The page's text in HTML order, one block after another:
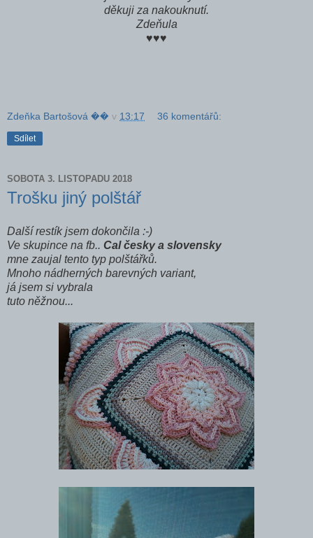
děkuji za nakouknutí.
Zdeňula
♥♥♥
Zdeňka Bartošová �� v 13:17 36 komentářů:
Sdílet
SOBOTA 3. LISTOPADU 2018
Trošku jiný polštář
Další restík jsem dokončila :-)
Ve skupince na fb.. Cal česky a slovensky
mne zaujal tento typ polštářků.
Mnoho nádherných barevných variant,
já jsem si vybrala
tuto něžnou...